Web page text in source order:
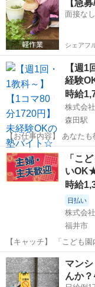
【急
面接な
シェアフ
【週
経験
時給
株式会
森田駅
【お仕事内容】 あなたも教室
すのが苦手な方、 塾講
か?? ITTO個別指導学院では、 「７つの習慣J(R)」を始め、確立され
た研修によって...
福井 福井市 森田
「こ
い
時給
日払い
株式会
福井市
【キャッチ】 「こども
人一人丁寧にサポートし
実の福利厚生が自慢です★ 【コメント】 豊富なお仕事数であな
ったりのお仕事が見つか
福井 福井市
マン
んか